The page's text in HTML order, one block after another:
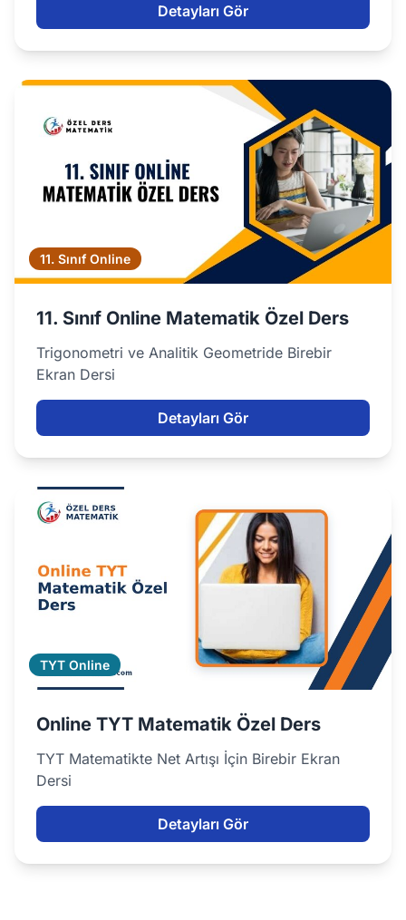
Detayları Gör
11. Sınıf Online
11. Sınıf Online Matematik Özel Ders
Trigonometri ve Analitik Geometride Birebir
Ekran Dersi
Detayları Gör
TYT Online
Online TYT Matematik Özel Ders
TYT Matematikte Net Artışı İçin Birebir Ekran
Dersi
Detayları Gör